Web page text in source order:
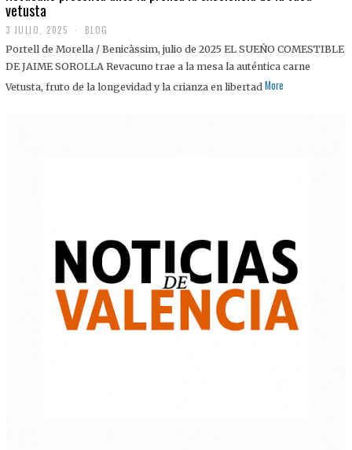
vetusta
3 JULIO, 2025
J
U
I
BLOG
Portell de Morella / Benicàssim, julio de 2025 EL SUEÑO COMESTIBLE
DE JAIME SOROLLA Revacuno trae a la mesa la auténtica carne
Vetusta, fruto de la longevidad y la crianza en libertad More